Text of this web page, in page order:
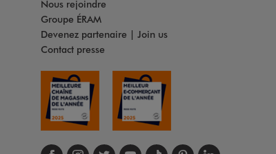
Nous rejoindre
Groupe ÉRAM
Devenez partenaire | Join us
Contact presse